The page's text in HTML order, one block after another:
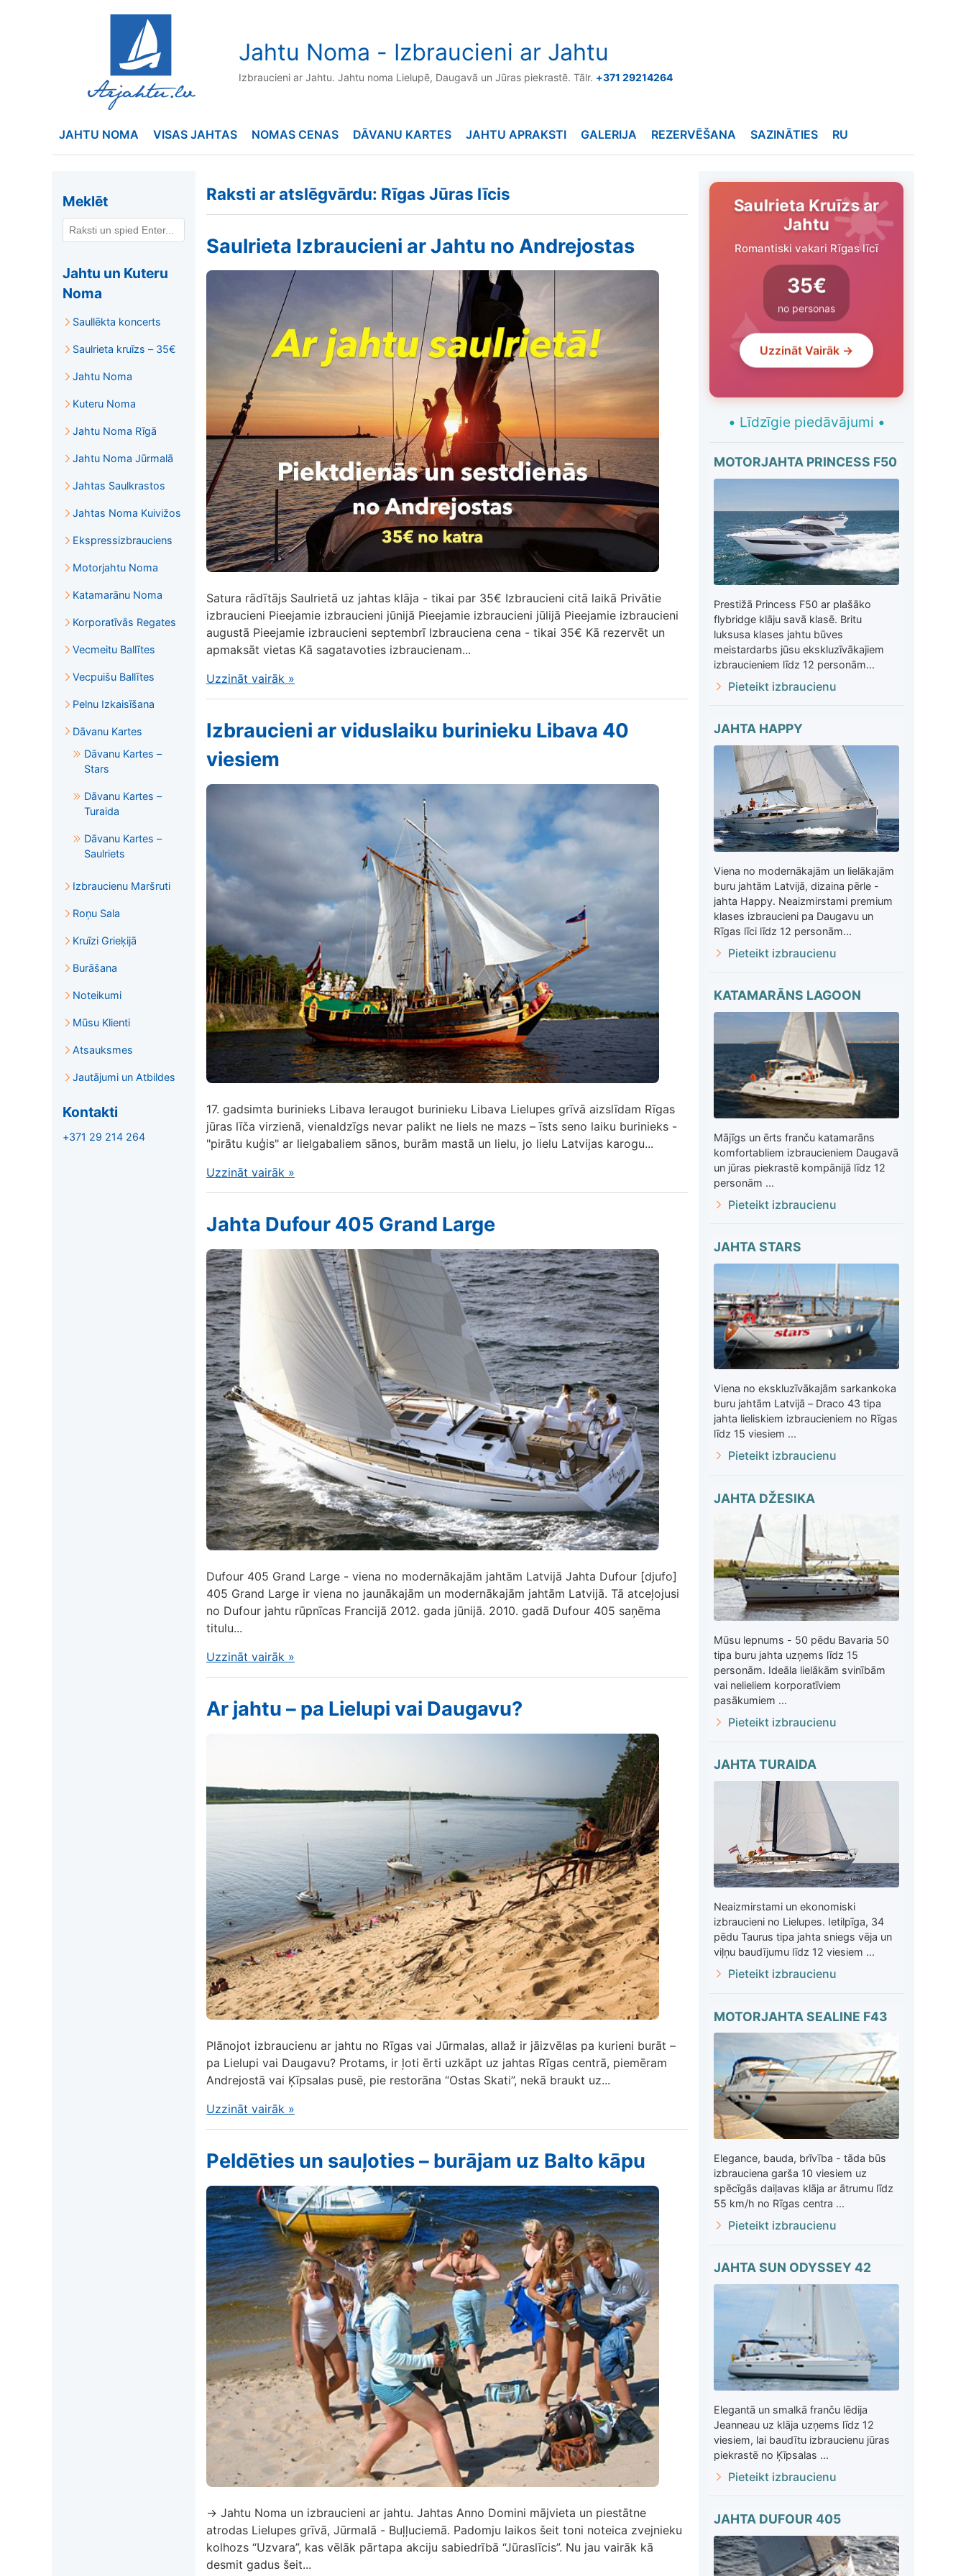
Jahtu Noma - Izbraucieni ar Jahtu
Izbraucieni ar Jahtu. Jahtu noma Lielupē, Daugavā un Jūras piekrastē. Tālr. +371 29214264
JAHTU NOMA VISAS JAHTAS NOMAS CENAS DĀVANU KARTES JAHTU APRAKSTI GALERIJA REZERVĒŠANA SAZINĀTIES RU
Meklēt
Jahtu un Kuteru
Noma
Saullēkta koncerts
Saulrieta kruīzs – 35€
Jahtu Noma
Kuteru Noma
Jahtu Noma Rīgā
Jahtu Noma Jūrmalā
Jahtas Saulkrastos
Jahtas Noma Kuivižos
Ekspressizbrauciens
Motorjahtu Noma
Katamarānu Noma
Korporatīvās Regates
Vecmeitu Ballītes
Vecpuišu Ballītes
Pelnu Izkaisīšana
Dāvanu Kartes
Dāvanu Kartes –
Stars
Dāvanu Kartes –
Turaida
Dāvanu Kartes –
Saulriets
Izbraucienu Maršruti
Roņu Sala
Kruīzi Grieķijā
Burāšana
Noteikumi
Mūsu Klienti
Atsauksmes
Jautājumi un Atbildes
Kontakti
+371 29 214 264
Raksti ar atslēgvārdu: Rīgas Jūras līcis
Saulrieta Izbraucieni ar Jahtu no Andrejostas
Satura rādītājs Saulrietā uz jahtas klāja - tikai par 35€ Izbraucieni citā laikā Privātie
izbraucieni Pieejamie izbraucieni jūnijā Pieejamie izbraucieni jūlijā Pieejamie izbraucieni
augustā Pieejamie izbraucieni septembrī Izbrauciena cena - tikai 35€ Kā rezervēt un
apmaksāt vietas Kā sagatavoties izbraucienam...
Uzzināt vairāk »
Izbraucieni ar viduslaiku burinieku Libava 40
viesiem
17. gadsimta burinieks Libava Ieraugot burinieku Libava Lielupes grīvā aizslīdam Rīgas
jūras līča virzienā, vienaldzīgs nevar palikt ne liels ne mazs – īsts seno laiku burinieks -
"pirātu kuģis" ar lielgabaliem sānos, burām mastā un lielu, jo lielu Latvijas karogu...
Uzzināt vairāk »
Jahta Dufour 405 Grand Large
Dufour 405 Grand Large - viena no modernākajām jahtām Latvijā Jahta Dufour [djufo]
405 Grand Large ir viena no jaunākajām un modernākajām jahtām Latvijā. Tā atceļojusi
no Dufour jahtu rūpnīcas Francijā 2012. gada jūnijā. 2010. gadā Dufour 405 saņēma
titulu...
Uzzināt vairāk »
Ar jahtu – pa Lielupi vai Daugavu?
Plānojot izbraucienu ar jahtu no Rīgas vai Jūrmalas, allaž ir jāizvēlas pa kurieni burāt –
pa Lielupi vai Daugavu? Protams, ir ļoti ērti uzkāpt uz jahtas Rīgas centrā, piemēram
Andrejostā vai Ķīpsalas pusē, pie restorāna “Ostas Skati”, nekā braukt uz...
Uzzināt vairāk »
Peldēties un sauļoties – burājam uz Balto kāpu
→ Jahtu Noma un izbraucieni ar jahtu. Jahtas Anno Domini mājvieta un piestātne
atrodas Lielupes grīvā, Jūrmalā - Buļļuciemā. Padomju laikos šeit toni noteica zvejnieku
kolhozs “Uzvara”, kas vēlāk pārtapa akciju sabiedrībā “Jūraslīcis”. Nu jau vairāk kā
desmit gadus šeit...
Saulrieta Kruīzs ar
Jahtu
Romantiski vakari Rīgas līcī
35€
no personas
Uzzināt Vairāk →
• Līdzīgie piedāvājumi •
MOTORJAHTA PRINCESS F50
Prestižā Princess F50 ar plašāko
flybridge klāju savā klasē. Britu
luksusa klases jahtu būves
meistardarbs jūsu ekskluzīvākajiem
izbraucieniem līdz 12 personām...
Pieteikt izbraucienu
JAHTA HAPPY
Viena no modernākajām un lielākajām
buru jahtām Latvijā, dizaina pērle -
jahta Happy. Neaizmirstami premium
klases izbraucieni pa Daugavu un
Rīgas līci līdz 12 personām...
Pieteikt izbraucienu
KATAMARĀNS LAGOON
Mājīgs un ērts franču katamarāns
komfortabliem izbraucieniem Daugavā
un jūras piekrastē kompānijā līdz 12
personām ...
Pieteikt izbraucienu
JAHTA STARS
Viena no ekskluzīvākajām sarkankoka
buru jahtām Latvijā – Draco 43 tipa
jahta lieliskiem izbraucieniem no Rīgas
līdz 15 viesiem ...
Pieteikt izbraucienu
JAHTA DŽESIKA
Mūsu lepnums - 50 pēdu Bavaria 50
tipa buru jahta uzņems līdz 15
personām. Ideāla lielākām svinībām
vai nelieliem korporatīviem
pasākumiem ...
Pieteikt izbraucienu
JAHTA TURAIDA
Neaizmirstami un ekonomiski
izbraucieni no Lielupes. Ietilpīga, 34
pēdu Taurus tipa jahta sniegs vēja un
viļņu baudījumu līdz 12 viesiem ...
Pieteikt izbraucienu
MOTORJAHTA SEALINE F43
Elegance, bauda, brīvība - tāda būs
izbrauciena garša 10 viesiem uz
spēcīgās daiļavas klāja ar ātrumu līdz
55 km/h no Rīgas centra ...
Pieteikt izbraucienu
JAHTA SUN ODYSSEY 42
Elegantā un smalkā franču lēdija
Jeanneau uz klāja uzņems līdz 12
viesiem, lai baudītu izbraucienu jūras
piekrastē no Ķīpsalas ...
Pieteikt izbraucienu
JAHTA DUFOUR 405